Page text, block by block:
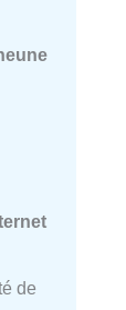
de